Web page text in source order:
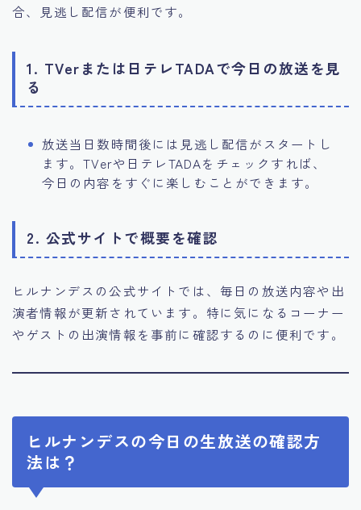
合、見逃し配信が便利です。
1. TVerまたは日テレTADAで今日の放送を見
る
放送当日数時間後には見逃し配信がスタートし
ます。TVerや日テレTADAをチェックすれば、
今日の内容をすぐに楽しむことができます。
2. 公式サイトで概要を確認
ヒルナンデスの公式サイトでは、毎日の放送内容や出
演者情報が更新されています。特に気になるコーナー
やゲストの出演情報を事前に確認するのに便利です。
ヒルナンデスの今日の生放送の確認方
法は？